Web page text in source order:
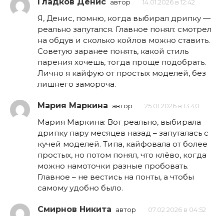
автор 14.01.2026 в 12:42
Я, Денис, помню, когда выбирал дрипку —
реально запутался. Главное понял: смотрел
на обдув и сколько койлов можно ставить.
Советую заранее понять, какой стиль
парения хочешь, тогда проще подобрать.
Лично я кайфую от простых моделей, без
лишнего замороча.
Мария Маркина автор 25.01.2026 в 13:40
Мария Маркина: Вот реально, выбирала
дрипку пару месяцев назад – запуталась с
кучей моделей. Типа, кайфовала от более
простых, но потом понял, что клёво, когда
можно намоточки разные пробовать.
Главное – не вестись на понты, а чтобы
самому удобно было.
Смирнов Никита автор 07.02.2026 в 04:52